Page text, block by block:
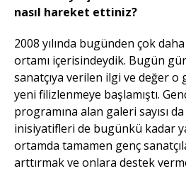
nasıl hareket ettiniz?
2008 yılında bugünden çok
ortamı içerisindeydik. Bugün
sanatçıya verilen ilgi ve değer
yeni filizlenmeye başlamıştı.
programına alan galeri sayısı
inisiyatifleri de bugünkü kadar
ortamda tamamen genç
arttırmak ve onlara destek